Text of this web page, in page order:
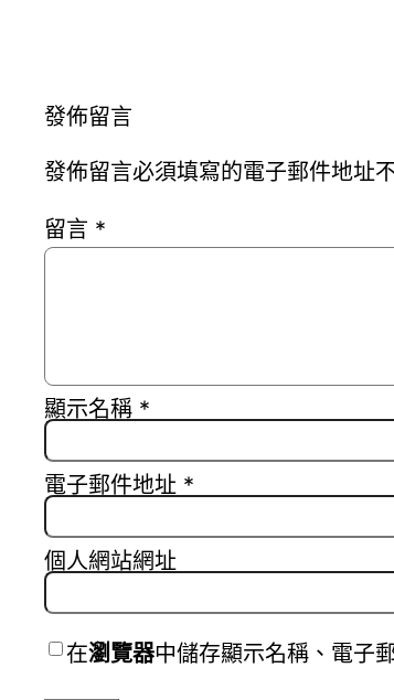
發佈留言
發佈留言必須填寫的電子郵件地址
留言 *
顯示名稱 *
電子郵件地址 *
個人網站網址
在瀏覽器中儲存顯示名稱、電子